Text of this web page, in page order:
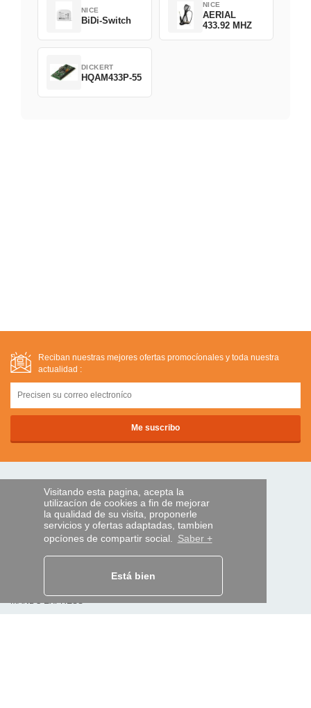
Visitando esta pagina, acepta la
utilizacíon de cookies a fin de mejorar
la qualidad de su visita, proponerle
servicios y ofertas adaptadas, tambien
opcíones de compartir social. Saber +
Está bien
NICE
BiDi-Switch
NICE
AERIAL
433.92 MHZ
DICKERT
HQAM433P-55
Reciban nuestras mejores ofertas promocíonales y toda nuestra
actualidad :
PAGOS SEGUROS
transferencia bancaria
AYUDA Y SERVICIOS
MANDO EXPRESS